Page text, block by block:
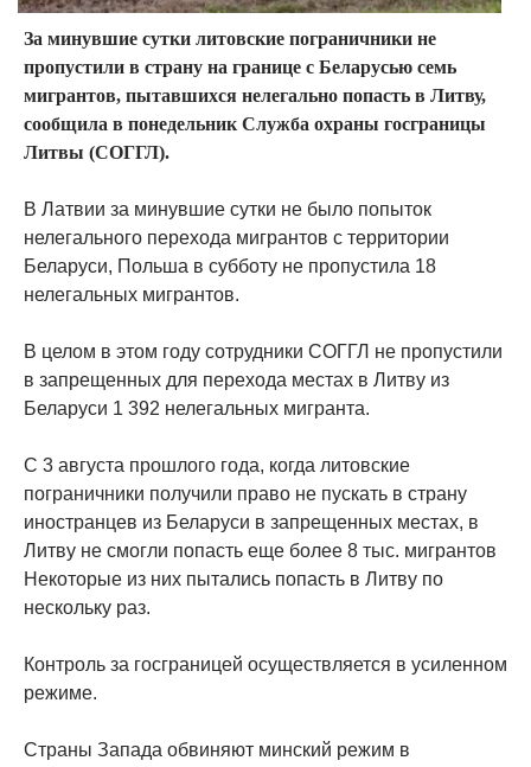
За минувшие сутки литовские пограничники не
пропустили в страну на границе с Беларусью семь
мигрантов, пытавшихся нелегально попасть в Литву,
сообщила в понедельник Служба охраны госграницы
Литвы (СОГГЛ).
В Латвии за минувшие сутки не было попыток
нелегального перехода мигрантов с территории
Беларуси, Польша в субботу не пропустила 18
нелегальных мигрантов.
В целом в этом году сотрудники СОГГЛ не пропустили
в запрещенных для перехода местах в Литву из
Беларуси 1 392 нелегальных мигранта.
С 3 августа прошлого года, когда литовские
пограничники получили право не пускать в страну
иностранцев из Беларуси в запрещенных местах, в
Литву не смогли попасть еще более 8 тыс. мигрантов
Некоторые из них пытались попасть в Литву по
нескольку раз.
Контроль за госграницей осуществляется в усиленном
режиме.
Страны Запада обвиняют минский режим в